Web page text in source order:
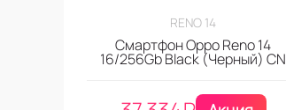
RENO 14
Смартфон Oppo Reno 14
16/256Gb Black (Черный) CN